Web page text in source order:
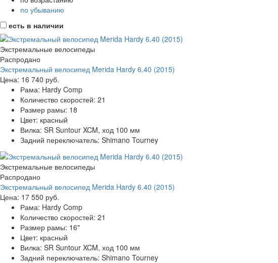
по убыванию
есть в наличии
Экстремальные велосипеды
Распродано
Экстремальный велосипед Merida Hardy 6.40 (2015)
Цена: 16 740 руб.
Рама: Hardy Comp
Количество скоростей: 21
Размер рамы: 18
Цвет: красный
Вилка: SR Suntour XCM, ход 100 мм
Задний переключатель: Shimano Tourney
Экстремальные велосипеды
Распродано
Экстремальный велосипед Merida Hardy 6.40 (2015)
Цена: 17 550 руб.
Рама: Hardy Comp
Количество скоростей: 21
Размер рамы: 16"
Цвет: красный
Вилка: SR Suntour XCM, ход 100 мм
Задний переключатель: Shimano Tourney